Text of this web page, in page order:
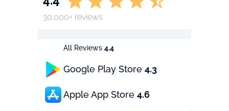
All Reviews 4.4
Google Play Store 4.3
Apple App Store 4.6
30.000+ reviews